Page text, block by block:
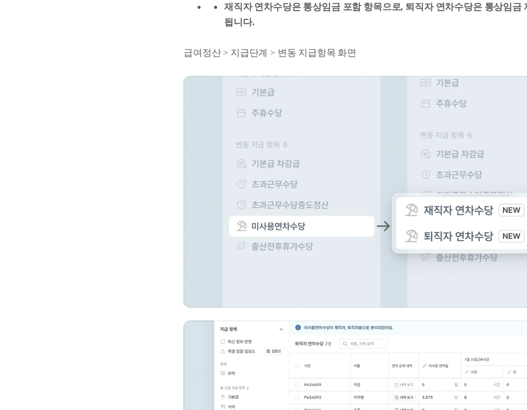
재직자 연차수당은 통상임금 포함 항목으로, 퇴직자 연차수당은 통상임금
됩니다.
급여정산 > 지급단계 > 변동 지급항목 화면